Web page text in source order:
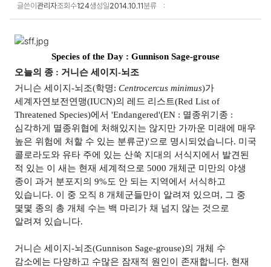
글쓴이관리자조회수124생성일2014.10.11분류
Species of the Day : Gunnison Sage-grouse
오늘의 종 : 거니슨 세이지 -뇌조
거니슨 세이지-뇌조(학명:
Centrocercus minimus)가
세계자연보전연맹(IUCN)의 레드 리스트(Red List of
Threatened Species)에서 'Endangered'(EN : 멸종위기종 :
심각하게 멸종위협에 처해있지는 않지만 가까운 미래에 매우
높은 위험에 처할 수 있는 분류군)'으로 명시되었습니다. 미국
콜로라도와 유타 주에 있는 산쑥 지대의 서식지에서 발견된
적 있는 이 새는 현재 세계적으로 5000 개체군 미만의 야생
종이 과거 분포지의 9%도 안 되는 지역에서 서식하고
있습니다. 이 중 오직 8 개체군들만이 알려져 있으며, 그 중
몇몇 종의 총 개체 수는 백 마리가 채 넘지 않는 것으로
알려져 있습니다.
거니슨 세이지-뇌조(Gunnison Sage-grouse)의 개체 수
감소에는 다양하고 수많은 잠재적 원인이 존재합니다. 현재